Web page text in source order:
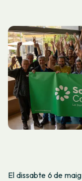
El dissabte 6 de